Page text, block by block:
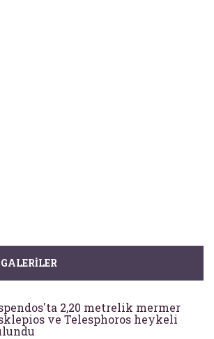
2,20 metrelik mermer
ve Telesphoros heykeli